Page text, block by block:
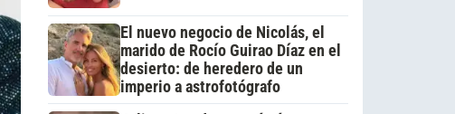
El nuevo negocio de Nicolás, el
marido de Rocío Guirao Díaz en el
desierto: de heredero de un
imperio a astrofotógrafo